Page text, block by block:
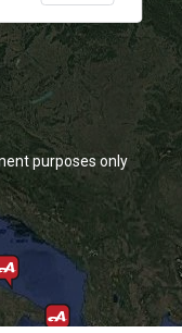
purposes only